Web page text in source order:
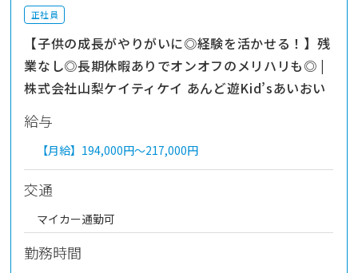
正社員
【子供の成長がやりがいに◎経験を活かせる！】残
業なし◎長期休暇ありでオンオフのメリハリも◎ |
株式会社山梨ケイティケイ あんど遊Kid’sあいおい
給与
【月給】 194,000円～217,000円
交通
マイカー通勤可
勤務時間